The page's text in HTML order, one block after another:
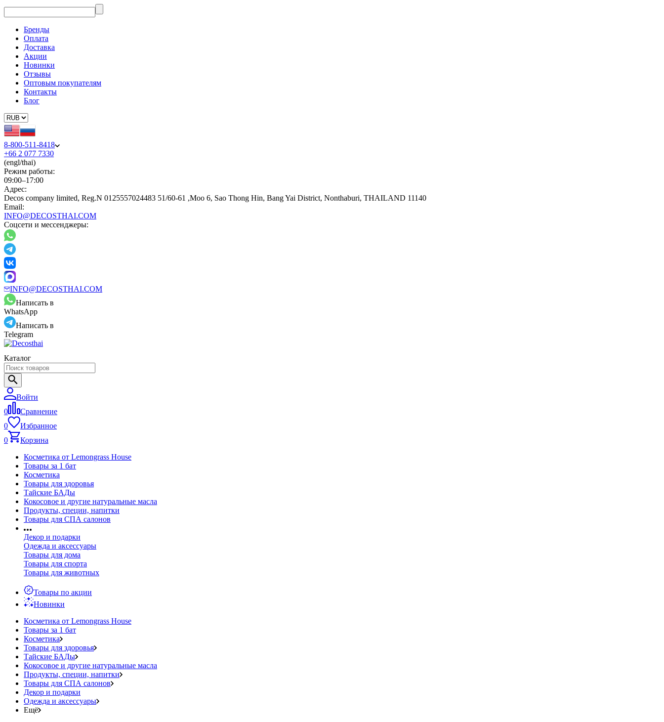
Бренды
Оплата
Доставка
Акции
Новинки
Отзывы
Оптовым покупателям
Контакты
Блог
8-800-511-8418
+66 2 077 7330
(engl/thai)
Режим работы:
09:00–17:00
Адрес:
Decos company limited, Reg.N 0125557024483 51/60-61 ,Moo 6, Sao Thong Hin, Bang Yai District, Nonthaburi, THAILAND 11140
Email:
INFO@DECOSTHAI.COM
Соцсети и мессенджеры:
INFO@DECOSTHAI.COM
Написать в
WhatsApp
Написать в
Telegram
Каталог
Войти
0
Сравнение
0
Избранное
0
Корзина
Косметика от Lemongrass House
Товары за 1 бат
Косметика
Товары для здоровья
Тайские БАДы
Кокосовое и другие натуральные масла
Продукты, специи, напитки
Товары для СПА салонов
Декор и подарки
Одежда и аксессуары
Товары для дома
Товары для спорта
Товары для животных
Товары по акции
Новинки
Косметика от Lemongrass House
Товары за 1 бат
Косметика
Товары для здоровья
Тайские БАДы
Кокосовое и другие натуральные масла
Продукты, специи, напитки
Товары для СПА салонов
Декор и подарки
Одежда и аксессуары
Ещё